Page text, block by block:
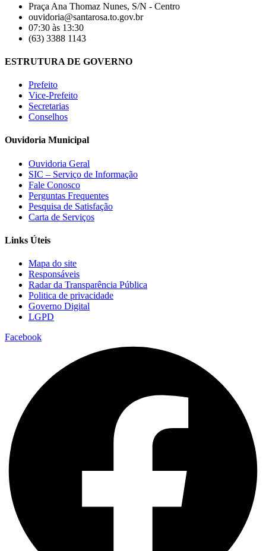
Praça Ana Thomaz Nunes, S/N - Centro
ouvidoria@santarosa.to.gov.br
07:30 às 13:30
(63) 3388 1143
ESTRUTURA DE GOVERNO
Prefeito
Vice-Prefeito
Secretarias
Conselhos
Ouvidoria Municipal
Ouvidoria Geral
SIC – Serviço de Informação
Fale Conosco
Perguntas Frequentes
Pesquisa de Satisfação
Carta de Serviços
Links Úteis
Mapa do site
Responsáveis
Radar da Transparência Pública
Politica de privacidade
Governo Digital
LGPD
Facebook